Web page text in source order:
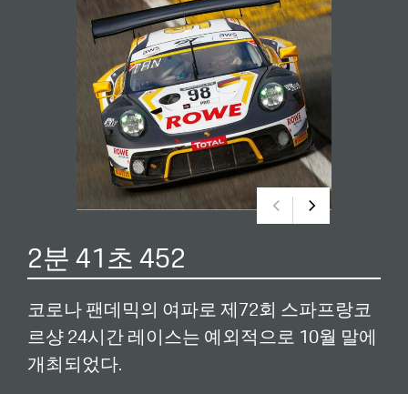
2분 41초 452
코로나 팬데믹의 여파로 제72회 스파프랑코
르샹 24시간 레이스는 예외적으로 10월 말에
개최되었다.